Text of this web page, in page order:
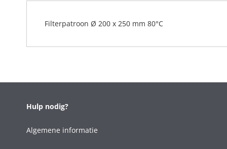
Filterpatroon Ø 200 x 250 mm 80°C
Hulp nodig?
Algemene informatie